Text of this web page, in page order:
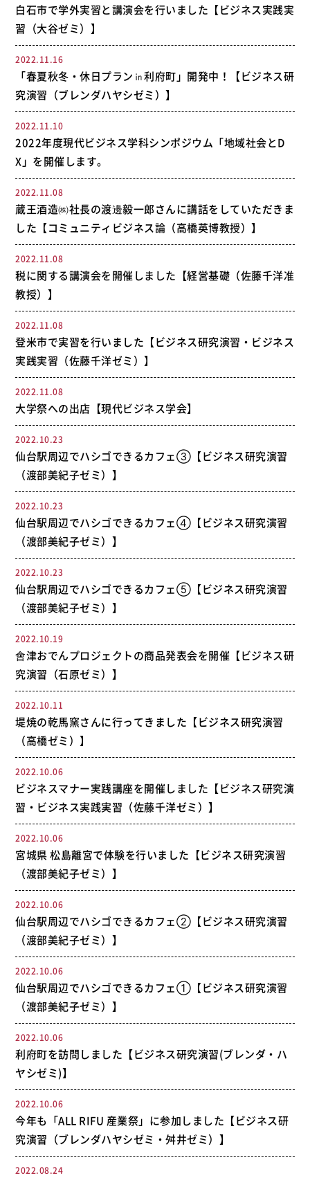
白石市で学外実習と講演会を行いました【ビジネス実践実
習（大谷ゼミ）】
2022.11.16
「春夏秋冬・休日プラン㏌利府町」開発中！【ビジネス研
究演習（ブレンダハヤシゼミ）】
2022.11.10
2022年度現代ビジネス学科シンポジウム「地域社会とD
X」を開催します。
2022.11.08
蔵王酒造㈱社長の渡邊毅一郎さんに講話をしていただきま
した【コミュニティビジネス論（高橋英博教授）】
2022.11.08
税に関する講演会を開催しました【経営基礎（佐藤千洋准
教授）】
2022.11.08
登米市で実習を行いました【ビジネス研究演習・ビジネス
実践実習（佐藤千洋ゼミ）】
2022.11.08
大学祭への出店【現代ビジネス学会】
2022.10.23
仙台駅周辺でハシゴできるカフェ③【ビジネス研究演習
（渡部美紀子ゼミ）】
2022.10.23
仙台駅周辺でハシゴできるカフェ④【ビジネス研究演習
（渡部美紀子ゼミ）】
2022.10.23
仙台駅周辺でハシゴできるカフェ⑤【ビジネス研究演習
（渡部美紀子ゼミ）】
2022.10.19
會津おでんプロジェクトの商品発表会を開催【ビジネス研
究演習（石原ゼミ）】
2022.10.11
堤焼の乾馬窯さんに行ってきました【ビジネス研究演習
（高橋ゼミ）】
2022.10.06
ビジネスマナー実践講座を開催しました【ビジネス研究演
習・ビジネス実践実習（佐藤千洋ゼミ）】
2022.10.06
宮城県 松島離宮で体験を行いました【ビジネス研究演習
（渡部美紀子ゼミ）】
2022.10.06
仙台駅周辺でハシゴできるカフェ②【ビジネス研究演習
（渡部美紀子ゼミ）】
2022.10.06
仙台駅周辺でハシゴできるカフェ①【ビジネス研究演習
（渡部美紀子ゼミ）】
2022.10.06
利府町を訪問しました【ビジネス研究演習(ブレンダ・ハ
ヤシゼミ)】
2022.10.06
今年も「ALL RIFU 産業祭」に参加しました【ビジネス研
究演習（ブレンダハヤシゼミ・舛井ゼミ）】
2022.08.24